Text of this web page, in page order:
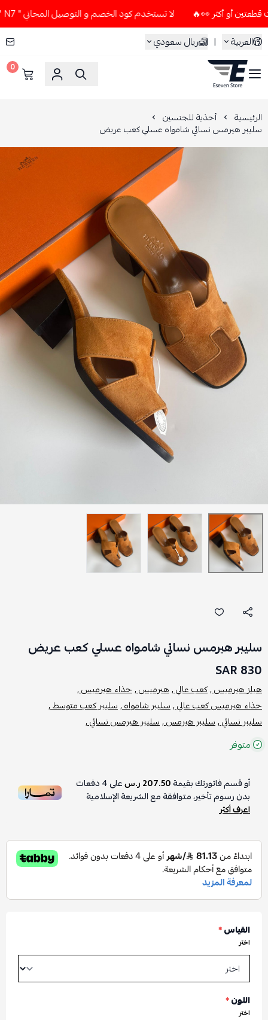
لا تستخدم كود الخصم و التوصيل المجاني " N7 " إلا إذا طلبت قطعتين أو أكثر 👀🔥
العربية
| ريال سعودي
ESEVEN STORE
0
الرئيسية أحذية للجنسين
سليبر هيرمس نسائي شامواه عسلي كعب عريض
سليبر هيرمس نسائي شامواه عسلي كعب عريض
830 SAR
هيلز هيرميس ,كعب عالي ,هيرميس ,حذاء هيرميس ,
حذاء هيرميس كعب عالي ,سليبر شامواه ,سليبر كعب متوسط ,
سليبر نسائي ,سليبر هيرمس ,سليبر هيرمس نسائي ,
متوفر
أو قسم فاتورتك بقيمة207.50 ر.س على4دفعات
بدون رسوم تأخير، متوافقة مع الشريعة الإسلامية
اعرف أكثر
القياس*
اختر
اللون*
اختر